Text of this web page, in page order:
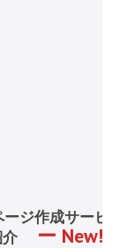
ジ作成サービ